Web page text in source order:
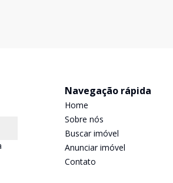
Navegação rápida
Home
Sobre nós
Buscar imóvel
Anunciar imóvel
Contato